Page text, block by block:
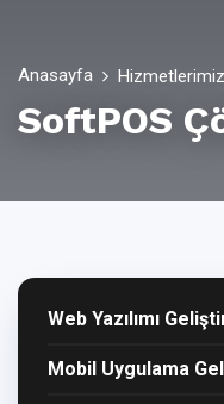
Anasayfa Hizmetlerimiz
SoftPOS
Web Yazılımı
Mobil Uygulama